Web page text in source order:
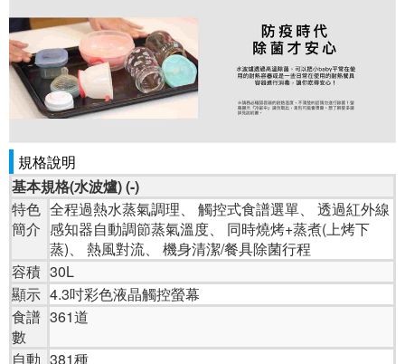
規格說明
基本規格(水波爐) (-)
特色
簡介
全程過熱水蒸氣調理、 觸控式食譜選單、 透過紅外線
感知器自動調節蒸氣溫度、 同時燒烤+蒸煮(上烤下
蒸)、 熱風對流、 機身清潔/餐具除菌行程
容積 30L
顯示 4.3吋彩色液晶觸控螢幕
食譜
數
361道
自動 381種